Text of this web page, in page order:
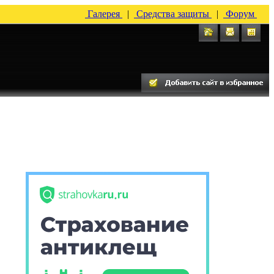
Галерея | Средства защиты | Форум